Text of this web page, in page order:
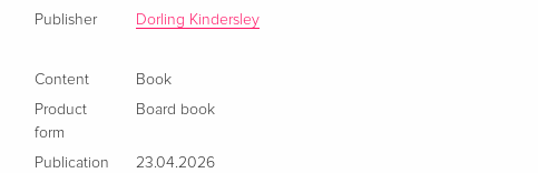
Publisher
Dorling Kindersley
Content
Book
Product
form
Board book
Publication
23.04.2026